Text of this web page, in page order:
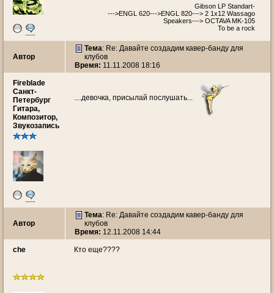
Gibson LP Standart-
--->ENGL 620--->ENGL 820---> 2 1x12 Wassago
Speakers---> OCTAVA MK-105
To be a rock
Автор
Тема: Re: Давайте создадим кавер-банду для
клубов
Время: 11.11.2008 18:16
Fireblade
Санкт-
Петербург
Гитара,
Композитор,
Звукозапись
....девочка, присылай послушать...
Автор
Тема: Re: Давайте создадим кавер-банду для
клубов
Время: 12.11.2008 14:44
che Кто еще????